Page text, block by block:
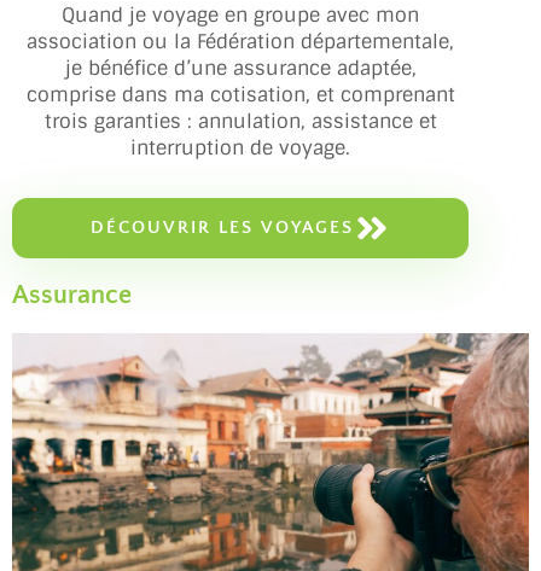
Quand je voyage en groupe avec mon
association ou la Fédération départementale,
je bénéfice d’une assurance adaptée,
comprise dans ma cotisation, et comprenant
trois garanties : annulation, assistance et
interruption de voyage.
DÉCOUVRIR LES VOYAGES
Assurance